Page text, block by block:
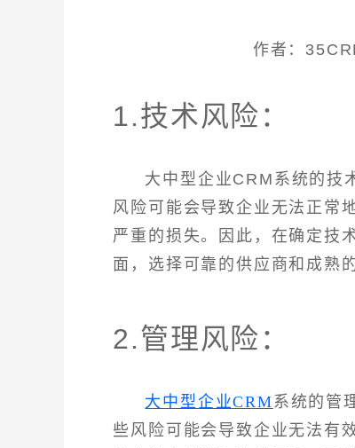
作者：
1.技术风险：
大中型企业CRM系统的技
风险可能会导致企业无法正常
严重的损失。因此，在确定技
面，选择可靠的供应商和成熟
2.管理风险：
大中型企业CRM 系统的管
些风险可能会导致企业无法有